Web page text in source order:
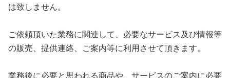
は致しません。
ご依頼頂いた業務に関連して、必要なサービス及び情報等
の販売、提供連絡、ご案内等に利用させて頂きます。
業務後に必要と思われる商品や、サービスのご案内に必要